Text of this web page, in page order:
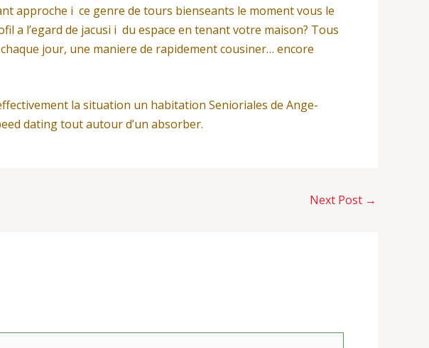
approche i ce genre de tours bienseants le moment vous le
a l’egard de jacusi i du espace en tenant votre maison? Tous
jour, une maniere de rapidement cousiner… encore
la situation un habitation Senioriales de Ange-
dating tout autour d’un absorber.
Next Post →